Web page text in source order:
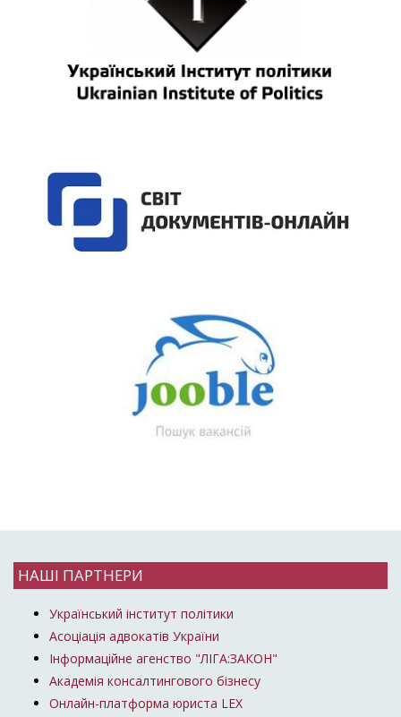
НАШІ ПАРТНЕРИ
Український інститут політики
Асоціація адвокатів України
Інформаційне агенство "ЛІГА:ЗАКОН"
Академія консалтингового бізнесу
Онлайн-платформа юриста LEX